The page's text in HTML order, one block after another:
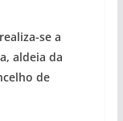
se a
aldeia da
de